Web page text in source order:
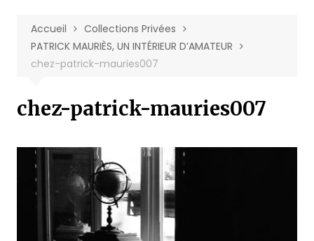
Accueil
Collections Privées
PATRICK MAURIÈS, UN INTÉRIEUR D’AMATEUR
chez-patrick-mauries007
chez-patrick-mauries007